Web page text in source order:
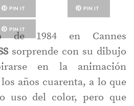
PIN IT PIN IT
PIN IT
de 1984 en Cannes
sorprende con su dibujo
en la animación
años cuarenta, a lo que
uso del color, pero que